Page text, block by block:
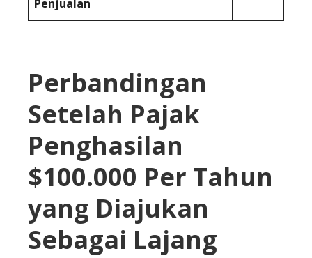
Penjualan
Perbandingan
Setelah Pajak
Penghasilan
$100.000 Per Tahun
yang Diajukan
Sebagai Lajang